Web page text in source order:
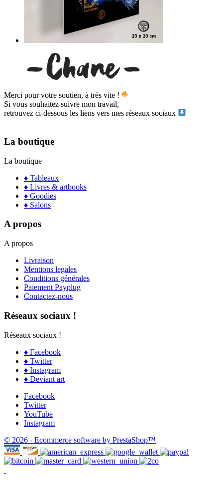
Merci pour votre soutien, à très vite !
Si vous souhaitez suivre mon travail,
retrouvez ci-dessous les liens vers mes réseaux sociaux
La boutique
La boutique
♦ Tableaux
♦ Livres & artbooks
♦ Goodies
♦ Salons
A propos
A propos
Livraison
Mentions legales
Conditions générales
Paiement Payplug
Contactez-nous
Réseaux sociaux !
Réseaux sociaux !
♦ Facebook
♦ Twitter
♦ Instagram
♦ Deviant art
Facebook
Twitter
YouTube
Instagram
© 2026 - Ecommerce software by PrestaShop™